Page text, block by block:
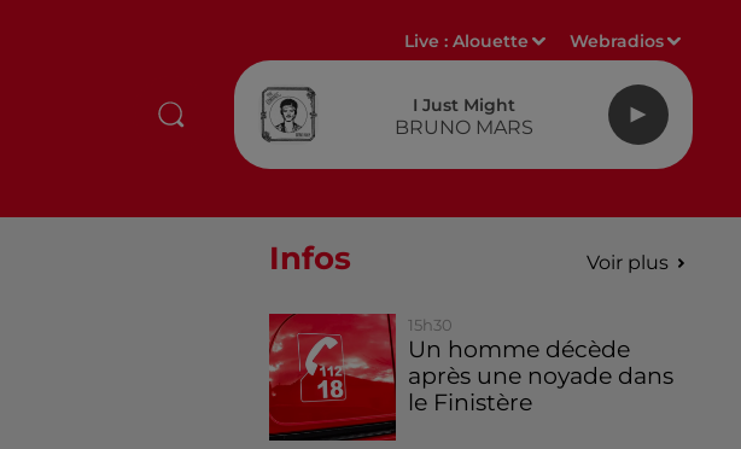
Live :Alouette Webradios
I Just Might
BRUNO MARS
Infos Voir plus
15h30
Un homme décède
après une noyade dans
le Finistère